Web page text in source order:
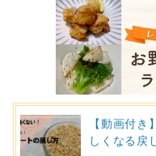
【動画付
しくなる戻